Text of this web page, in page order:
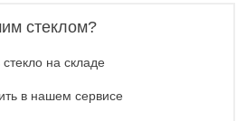
стеклом?
на складе
в нашем сервисе